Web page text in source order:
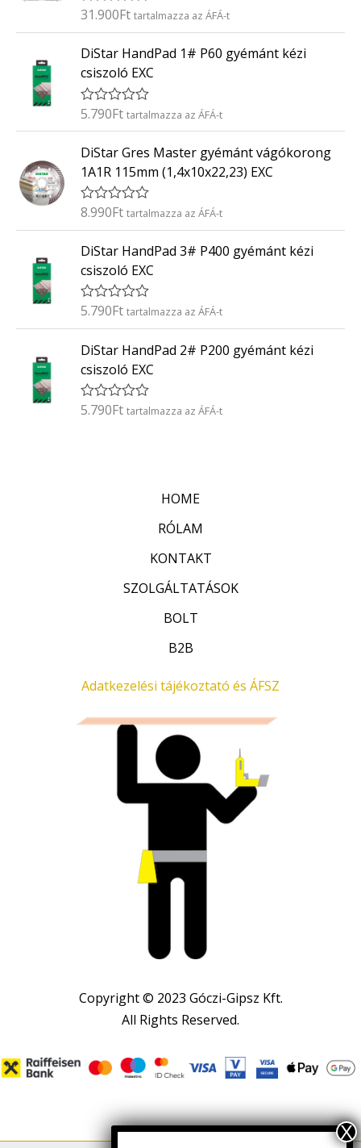
s
:
/
5
É
é
e
l
é
s
:
/
5
31.900Ft tartalmazza az ÁFÁ-t
DiStar HandPad 1# P60 gyémánt kézi
csiszoló EXC
É
é
k
e
l
é
s
:
/
5
5.790Ft tartalmazza az ÁFÁ-t
DiStar Gres Master gyémánt vágókorong
1A1R 115mm (1,4x10x22,23) EXC
É
é
e
l
s
:
/
5
8.990Ft tartalmazza az ÁFÁ-t
DiStar HandPad 3# P400 gyémánt kézi
csiszoló EXC
É
é
e
l
é
s
5.790Ft tartalmazza az ÁFÁ-t
DiStar HandPad 2# P200 gyémánt kézi
csiszoló EXC
É
5.790Ft tartalmazza az ÁFÁ-t
HOME
RÓLAM
KONTAKT
SZOLGÁLTATÁSOK
BOLT
B2B
Adatkezelési tájékoztató és ÁFSZ
Copyright © 2023 Góczi-Gipsz Kft.
All Rights Reserved.